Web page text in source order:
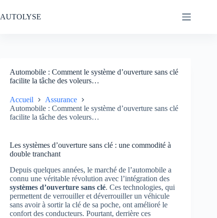
au
contenu
AUTOLYSE
Automobile : Comment le système d’ouverture sans clé
facilite la tâche des voleurs…
Accueil
Assurance
Automobile : Comment le système d’ouverture sans clé
facilite la tâche des voleurs…
Les systèmes d’ouverture sans clé : une commodité à
double tranchant
Depuis quelques années, le marché de l’automobile a
connu une véritable révolution avec l’intégration des
systèmes d’ouverture sans clé. Ces technologies, qui
permettent de verrouiller et déverrouiller un véhicule
sans avoir à sortir la clé de sa poche, ont amélioré le
confort des conducteurs. Pourtant, derrière ces